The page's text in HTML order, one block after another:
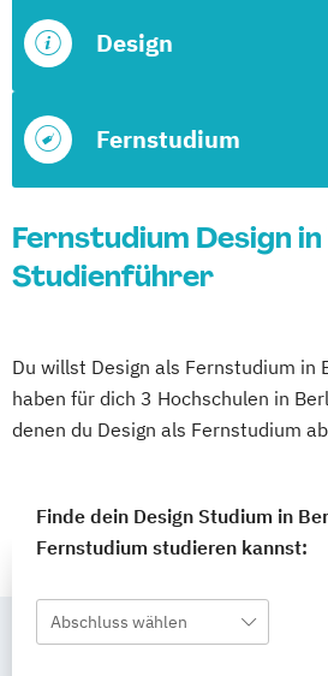
Fernstudium
Design
Fernstudium Design
Studienführer
Du willst Design als Fernstudium in
haben für dich 3 Hochschulen in
denen du Design als Fernstudium
Finde dein Design Studium in
Fernstudium studieren kannst:
Abschluss wählen